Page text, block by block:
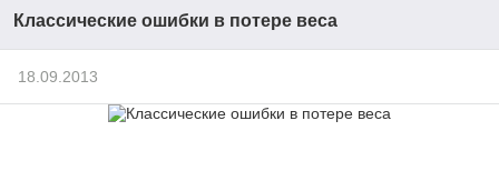
Классические ошибки в потере веса
18.09.2013